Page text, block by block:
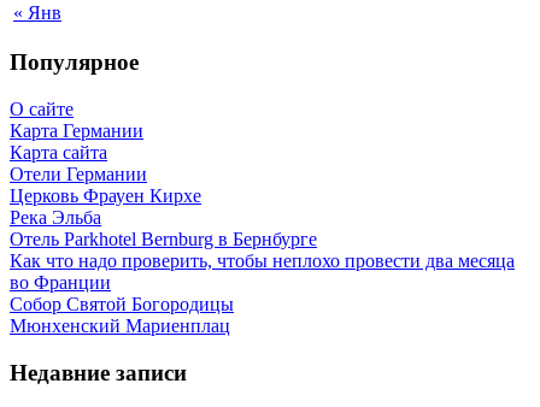
« Янв
Популярное
О сайте
Карта Германии
Карта сайта
Отели Германии
Церковь Фрауен Кирхе
Река Эльба
Отель Parkhotel Bernburg в Бернбурге
Как что надо проверить, чтобы неплохо провести два месяца
во Франции
Собор Святой Богородицы
Мюнхенский Мариенплац
Недавние записи